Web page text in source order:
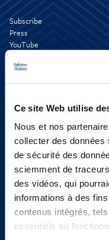
Ce site Web utilise
Nous et nos
collecter des
de sécurité des
sciemment de
des vidéos, qui
informations à des
contenus intégrés,
essentiels au
Subscribe
Press
YouTube
X
Copyright © 2026 |